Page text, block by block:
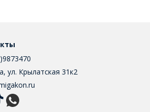
ул. Крылатская 31к2